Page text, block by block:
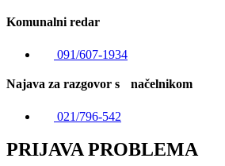
Komunalni redar
091/607-1934
Najava za razgovor s načelnikom
021/796-542
PRIJAVA PROBLEMA